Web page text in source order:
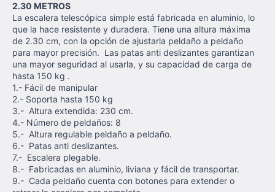
2.30 METROS
La escalera telescópica simple está fabricada en aluminio, lo
que la hace resistente y duradera. Tiene una altura máxima
de 2.30 cm, con la opción de ajustarla peldaño a peldaño
para mayor precisión. Las patas anti deslizantes garantizan
una mayor seguridad al usarla, y su capacidad de carga de
hasta 150 kg .
1.- Fácil de manipular
2.- Soporta hasta 150 kg
3.- Altura extendida: 230 cm.
4.- Número de peldaños: 8
5.- Altura regulable peldaño a peldaño.
6.- Patas anti deslizantes.
7.- Escalera plegable.
8.- Fabricadas en aluminio, liviana y fácil de transportar.
9.- Cada peldaño cuenta con botones para extender o